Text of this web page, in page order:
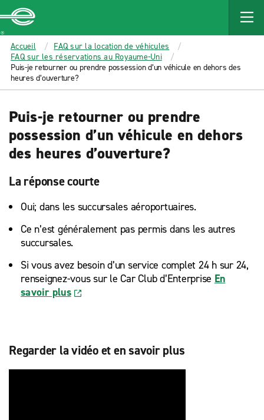
MAIN
CONTENT
Enterprise
Accueil
FAQ sur la location de véhicules
FAQ sur les réservations au Royaume-Uni
Puis-je retourner ou prendre possession d’un véhicule en dehors des
heures d’ouverture?
Puis-je retourner ou prendre
possession d’un véhicule en dehors
des heures d’ouverture?
La réponse courte
Oui; dans les succursales aéroportuaires.
Ce n’est généralement pas permis dans les autres
succursales.
Si vous avez besoin d’un service complet 24 h sur 24,
renseignez-vous sur le Car Club d’Enterprise En
savoir plus
Regarder la vidéo et en savoir plus